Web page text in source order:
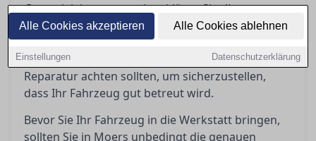
Alle Cookies akzeptieren Alle Cookies ablehnen
Einstellungen Datenschutzerklärung
Garantieleistungen geht – klären Sie diese
Punkte, um unangenehme Überraschungen zu
vermeiden. In diesem Ratgeber erfahren Sie,
worauf Sie vor, während und nach einer
Reparatur achten sollten, um sicherzustellen,
dass Ihr Fahrzeug gut betreut wird.
Bevor Sie Ihr Fahrzeug in die Werkstatt bringen,
sollten Sie in Moers unbedingt die genauen